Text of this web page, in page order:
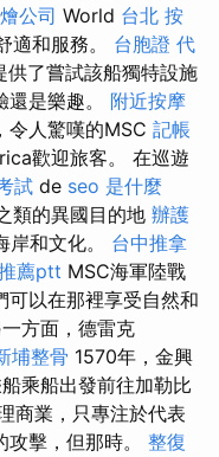
公司 World 台北 按
適和服務。 台胞證 代
供了嘗試該船獨特設施
是樂趣。 附近按摩
令人驚嘆的MSC 記帳
歡迎旅客。 在巡遊
試 de seo 是什麼
類的異國目的地 辦護
和文化。 台中推拿
薦ptt MSC海軍陸戰
可以在那裡享受自然和
一方面，德雷克
埔整骨 1570年，金興
乘船出發前往加勒比
商業，只專注於代表
擊，但那時。 整復